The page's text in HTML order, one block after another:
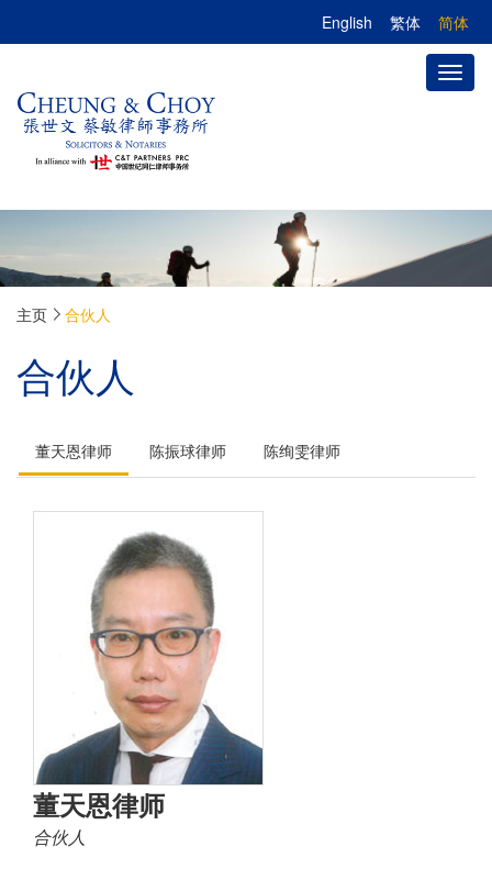
English 繁体 简体
主页 合伙人
合伙人
董天恩律师 陈振球律师 陈绚雯律师
董天恩律师
合伙人